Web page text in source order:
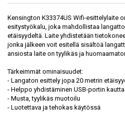
Kensington K33374US Wifi-esittelylaite
esitystyökalu, joka mahdollistaa
etäisyydeltä. Laite yhdistetään
jonka jälkeen voit esitellä sisältöä
ansiosta laite on tyylikäs ja
Tärkeimmät ominaisuudet:
- Langaton esittely jopa 20 metrin
- Helppo yhdistäminen USB-portin kautta
- Musta, tyylikäs muotoilu
- Luotettava ja tehokas käytössä